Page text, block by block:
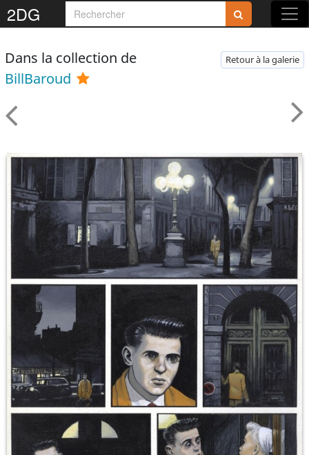
2DG
Dans la collection de
BillBaroud
Retour à la galerie